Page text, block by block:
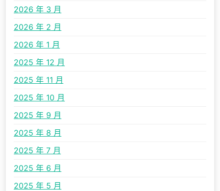
2026 年 3 月
2026 年 2 月
2026 年 1 月
2025 年 12 月
2025 年 11 月
2025 年 10 月
2025 年 9 月
2025 年 8 月
2025 年 7 月
2025 年 6 月
2025 年 5 月